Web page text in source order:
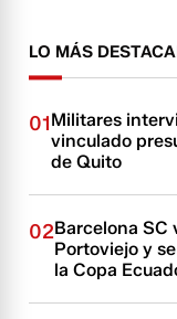
LO MÁS
01Militares
vinculado
de Quito
02Barcelona SC
Portoviejo y
la Copa